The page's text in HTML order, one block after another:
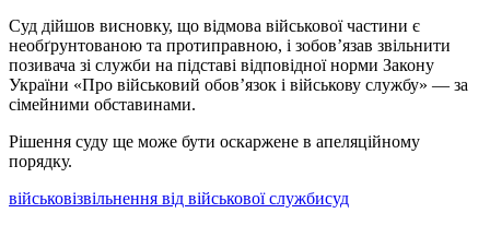
Суд дійшов висновку, що відмова військової частини є
необґрунтованою та протиправною, і зобов’язав звільнити
позивача зі служби на підставі відповідної норми Закону
України «Про військовий обов’язок і військову службу» — за
сімейними обставинами.
Рішення суду ще може бути оскаржене в апеляційному
порядку.
військовізвільнення від військової службисуд